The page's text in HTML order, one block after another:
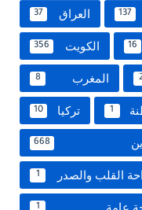
137 العراق 37
16 الكويت 356
المغرب 8
1 تركيا 10
668
القلب والصدر 1
1